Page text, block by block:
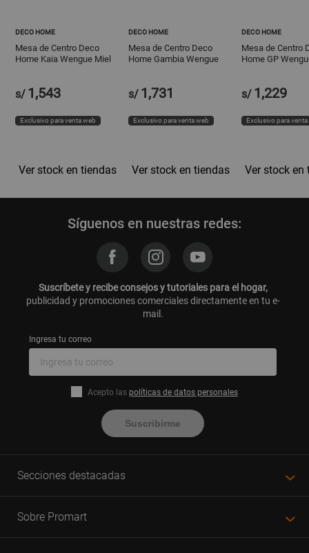
DECO HOME
Mesa de Centro Deco
Home Kaia Wengue Miel
s/ 1,543
Exclusivo para venta web
Ver stock en tiendas
DECO HOME
Mesa de Centro Deco
Home Gambia Wengue
s/ 1,731
Exclusivo para venta web
Ver stock en tiendas
DECO HOME
Mesa de Centro
Home GP
s/ 1,229
Exclusivo para
Ver stock en
Síguenos en nuestras redes:
Suscríbete y recibe consejos y tutoriales para el hogar,
publicidad y promociones comerciales directamente en tu e-
mail.
Ingresa tu correo
Acepto las políticas de datos personales
Suscribirme
Secciones destacadas
Sobre Promart